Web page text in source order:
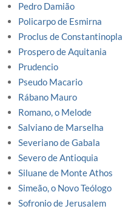
Pedro Damião
Policarpo de Esmirna
Proclus de Constantinopla
Prospero de Aquitania
Prudencio
Pseudo Macario
Rábano Mauro
Romano, o Melode
Salviano de Marselha
Severiano de Gabala
Severo de Antioquia
Siluane de Monte Athos
Simeão, o Novo Teólogo
Sofronio de Jerusalem